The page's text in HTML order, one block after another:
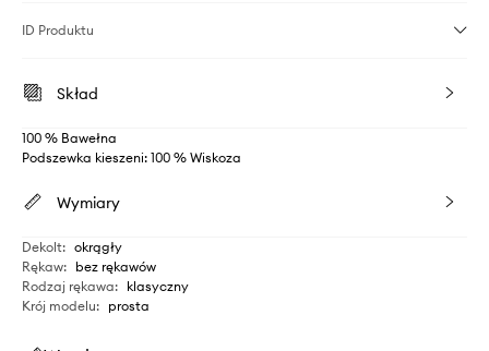
ID Produktu
Skład
100 % Bawełna
Podszewka kieszeni: 100 % Wiskoza
Wymiary
Dekolt: okrągły
Rękaw: bez rękawów
Rodzaj rękawa: klasyczny
Krój modelu: prosta